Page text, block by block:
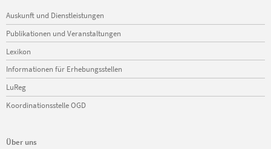
Navigation
überspringen
Auskunft und Dienstleistungen
Publikationen und Veranstaltungen
Lexikon
Informationen für Erhebungsstellen
LuReg
Koordinationsstelle OGD
Über uns